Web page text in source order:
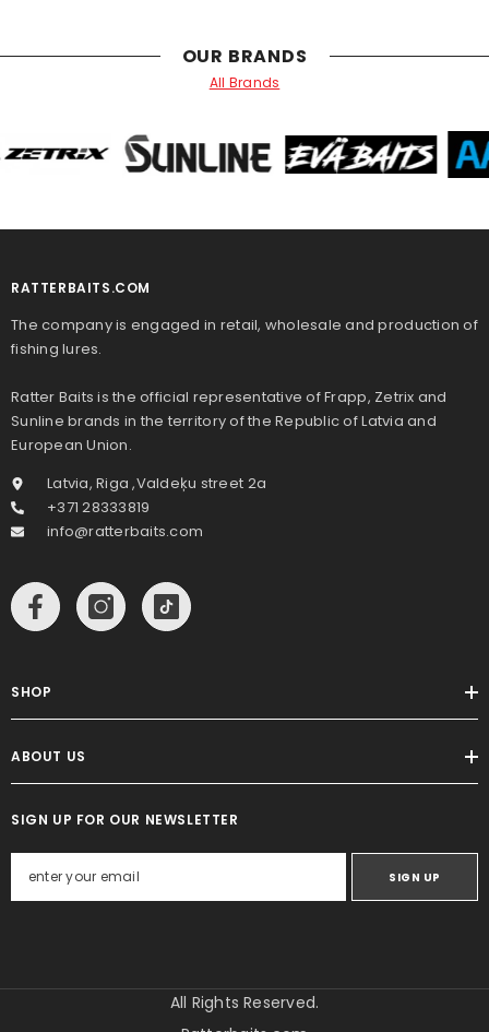
OUR BRANDS
All Brands
RATTERBAITS.COM
The company is engaged in retail, wholesale and production of
fishing lures.
Ratter Baits is the official representative of Frapp, Zetrix and
Sunline brands in the territory of the Republic of Latvia and
European Union.
Latvia, Riga ,Valdeķu street 2a
+371 28333819
info@ratterbaits.com
SHOP
ABOUT US
SIGN UP FOR OUR NEWSLETTER
SIGN UP
All Rights Reserved.